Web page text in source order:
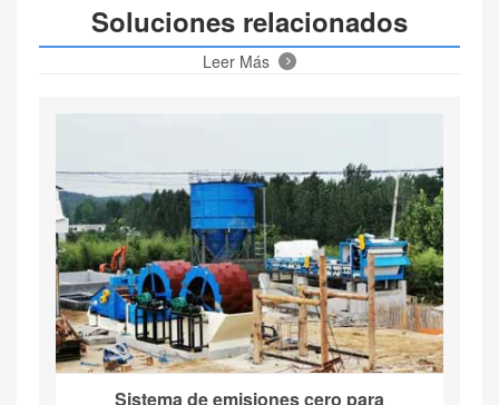
Soluciones relacionados
Leer Más
Sistema de emisiones cero para